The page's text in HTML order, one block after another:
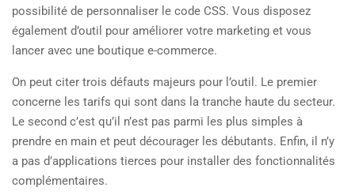
possibilité de personnaliser le code CSS. Vous disposez
également d’outil pour améliorer votre marketing et vous
lancer avec une boutique e-commerce.
On peut citer trois défauts majeurs pour l’outil. Le premier
concerne les tarifs qui sont dans la tranche haute du secteur.
Le second c’est qu’il n’est pas parmi les plus simples à
prendre en main et peut décourager les débutants. Enfin, il n’y
a pas d’applications tierces pour installer des fonctionnalités
complémentaires.